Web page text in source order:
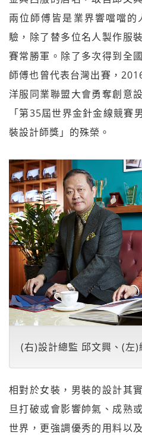
兩位師傅皆是業界響噹噹
驗，除了替多位名人製作服
賽常勝軍。除了多次得到全
師傅也曾代表台灣出賽，
洋服同業聯盟大會勇奪創意
「第35屆世界金針金線競賽
裝設計師獎」的殊榮。
(右)設計總監 邱文興、(左)
相對於女裝，男裝的設計其
旦打破或會影響帥氣、成熟
世界，更強調優秀的用料以